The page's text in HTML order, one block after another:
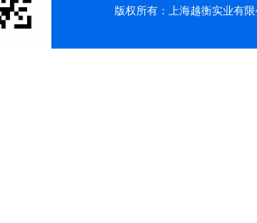
版权所有：上海越衡实业有